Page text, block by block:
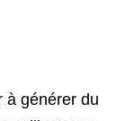
à générer du